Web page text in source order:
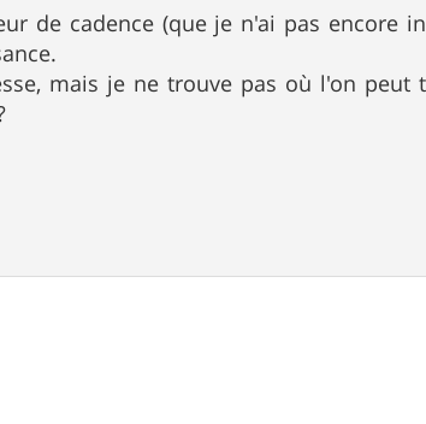
de cadence (que je n'ai pas encore
mais je ne trouve pas où l'on peut